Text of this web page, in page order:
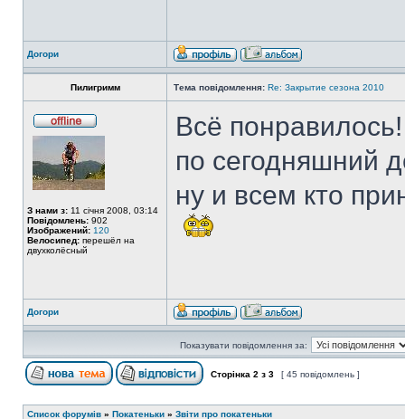
Догори
Пилигримм Тема повідомлення: Re: Закрытие сезона 2010
З нами з: 11 січня 2008, 03:14
Повідомлень: 902
Изображений: 120
Велосипед: перешёл на
двухколёсный
Всё
по сегодняшний
ну и всем кто
Догори
Показувати повідомлення за:
Сторінка 2 з 3 [ 45 повідомлень ]
Список форумів » Покатеньки » Звіти про покатеньки